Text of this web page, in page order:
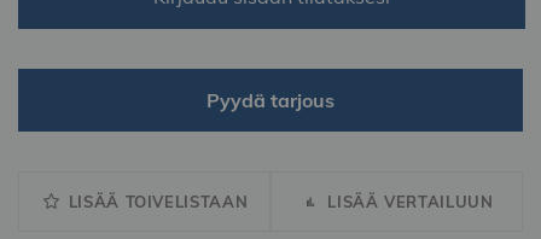
Pyydä tarjous
LISÄÄ TOIVELISTAAN LISÄÄ VERTAILUUN